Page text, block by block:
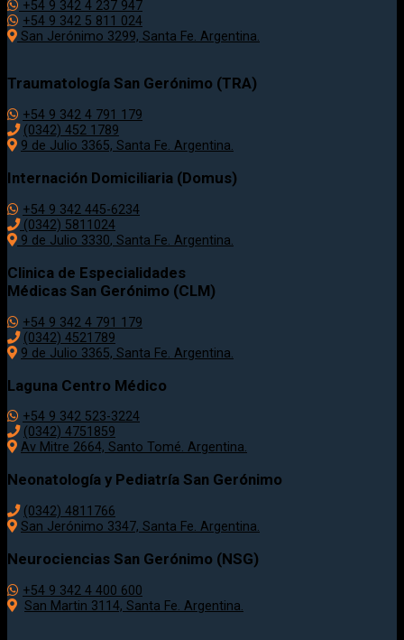
+54 9 342 4 237 947
+54 9 342 5 811 024
San Jerónimo 3299, Santa Fe. Argentina.
Traumatología San Gerónimo (TRA)
+54 9 342 4 791 179
(0342) 452 1789
9 de Julio 3365, Santa Fe. Argentina.
Internación Domiciliaria (Domus)
+54 9 342 445-6234
(0342) 5811024
9 de Julio 3330, Santa Fe. Argentina.
Clinica de Especialidades
Médicas San Gerónimo (CLM)
+54 9 342 4 791 179
(0342) 4521789
9 de Julio 3365, Santa Fe. Argentina.
Laguna Centro Médico
+54 9 342 523-3224
(0342) 4751859
Av Mitre 2664, Santo Tomé. Argentina.
Neonatología y Pediatría San Gerónimo
(0342) 4811766
San Jerónimo 3347, Santa Fe. Argentina.
Neurociencias San Gerónimo (NSG)
+54 9 342 4 400 600
San Martin 3114, Santa Fe. Argentina.